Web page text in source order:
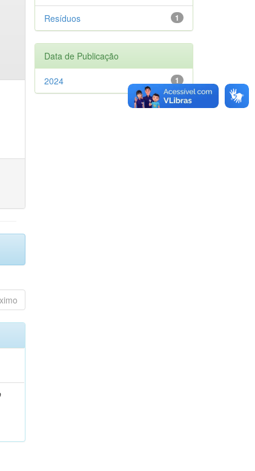
1
Resíduos
Data de Publicação
1
2024